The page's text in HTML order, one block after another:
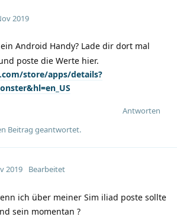
2019
Android Handy? Lade dir dort mal
poste die Werte hier.
store/apps/details?
Antworten
Beitrag geantwortet.
2019 Bearbeitet
ich über meiner Sim iliad poste sollte
sein momentan ?